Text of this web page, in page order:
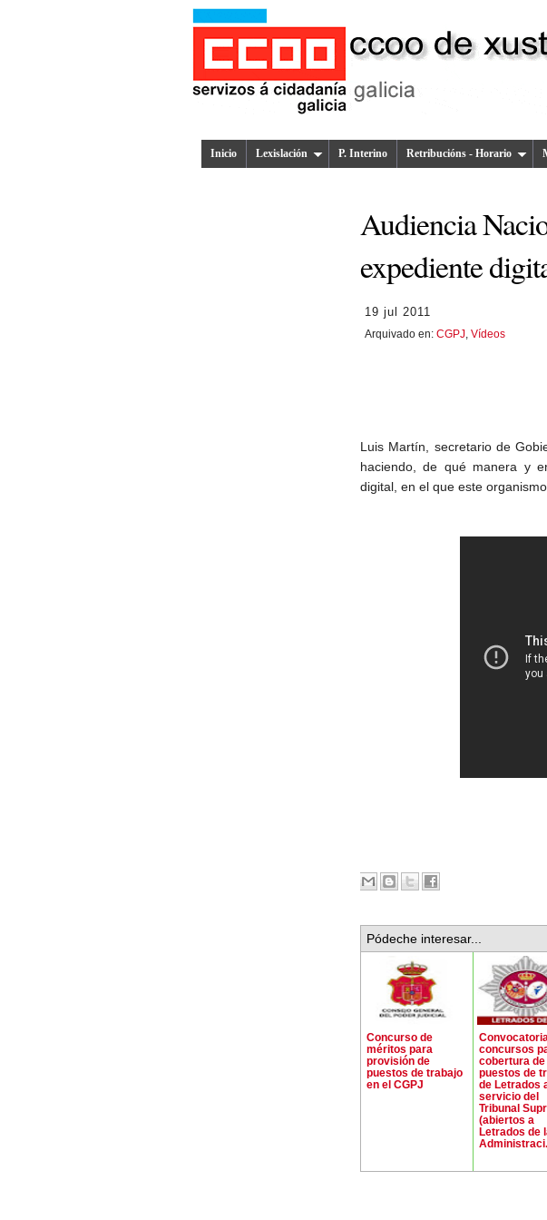
Inicio Lexislación P. Interino Retribucións - Horario
Audiencia
expediente
19 jul 2011
Arquivado en: CGPJ Vídeos
Luis Martín, secretario de
haciendo, de qué manera y
digital, en el que este
Pódeche interesar...
Concurso de
méritos para
provisión de
puestos de trabajo
en el CGPJ
concursos
cobertura de
puestos de
de Letrados
servicio del
Tribunal
(abiertos a
Letrados de